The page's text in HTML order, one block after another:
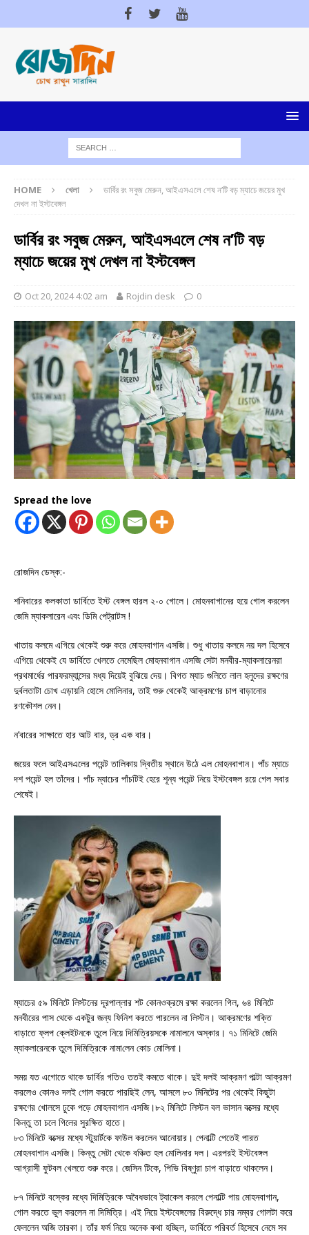
HOME খেলা
ডার্বির রং সবুজ মেরুন, আইএসএলে শেষ ন’টি বড় ম্যাচে জয়ের মুখ
দেখল না ইস্টবেঙ্গল
ডার্বির রং সবুজ মেরুন, আইএসএলে শেষ ন’টি বড়
ম্যাচে জয়ের মুখ দেখল না ইস্টবেঙ্গল
Oct 20, 2024 4:02 am Rojdin desk 0
Spread the love
রোজদিন ডেস্ক:-
শনিবারের কলকাতা ডার্বিতে ইস্ট বেঙ্গল হারল ২-০ গোলে। মোহনবাগানের হয়ে গোল করলেন
জেমি ম্যাকলারেন এবং ডিমি পেট্রাটস !
খাতায় কলমে এগিয়ে থেকেই শুরু করে মোহনবাগান এসজি। শুধু খাতায় কলমে নয় দল হিসেবে
এগিয়ে থেকেই যে ডার্বিতে খেলতে নেমেছিল মোহনবাগান এসজি সেটা মনবীর-ম্যাকলারেনরা
প্রথমার্ধের পারফরম্যান্সের মধ্য দিয়েই বুঝিয়ে দেয়। বিগত ম্যাচ গুলিতে লাল হলুদের রক্ষণের
দুর্বলতাটা চোখ এড়ায়নি হোসে মোলিনার, তাই শুরু থেকেই আক্রমণের চাপ বাড়ানোর
রণকৌশল নেন।
ন’বারের সাক্ষাতে হার আট বার, ড্র এক বার।
জয়ের ফলে আইএসএলের পয়েন্ট তালিকায় দ্বিতীয় স্থানে উঠে এল মোহনবাগান। পাঁচ ম্যাচে
দশ পয়েন্ট হল তাঁদের। পাঁচ ম্যাচের পাঁচটিই হেরে শূন্য পয়েন্ট নিয়ে ইস্টবেঙ্গল রয়ে গেল সবার
শেষেই।
ম্যাচের ৫৯ মিনিটে লিস্টনের দূরপাল্লার শট কোনওক্রমে রক্ষা করলেন গিল, ৬৪ মিনিটে
মনবীরের পাস থেকে একটুর জন্য ফিনিশ করতে পারলেন না লিস্টন। আক্রমণের শক্তি
বাড়াতে ফ্লপ ক্লেইটনকে তুলে নিয়ে দিমিত্রিয়সকে নামালনে অস্কার। ৭১ মিনিটে জেমি
ম্যাকলারেনকে তুলে দিমিত্রিকে নামা‌লেন কোচ মোলিনা।
সময় যত এগোতে থাকে ডার্বির গতিও ততই কমতে থাকে। দুই দলই আক্রমণ পাল্টা আক্রমণ
করলেও কোনও দলই গোল করতে পারছিই লেন, আসলে ৮০ মিনিটের পর থেকেই কিছুটা
রক্ষণের খোলসে ঢুকে পড়ে মোহনবাগান এসজি।৮২ মিনিটে লিস্টন বল ভাসান বক্সের মধ্যে
কিন্তু তা চলে গিলের সুরক্ষিত হাতে।
৮৩ মিনিটে বক্সের মধ্যে স্টুয়ার্টকে ফাউল করলেন আনোয়ার। পেনাল্টি পেতেই পারত
মোহনবাগান এসজি। কিন্তু সেটা থেকে বঞ্চিত হল মোলিনার দল। এরপরই ইস্টবেঙ্গল
আগ্রাসী ফুটবল খেলতে শুরু করে। জেসিন টিকে, পিভি বিষ্ণুরা চাপ বাড়াতে থাকলেন।
৮৭ মিনিটে বস্কের মধ্যে দিমিত্রিকে অবৈধভাবে ট্যাকেল করলে পেনাল্টি পায় মোহনবাগান,
গোল করতে ভুল করলেন না দিমিত্রি। এই নিয়ে ইস্টবেঙ্গলের বিরুদ্ধে চার নম্বর গোলটা করে
ফেললেন অজি তারকা। তাঁর ফর্ম নিয়ে অনেক কথা হচ্ছিল, ডার্বিতে পরিবর্ত হিসেবে নেমে সব